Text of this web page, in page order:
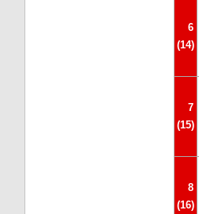
6
(14)
7
(15)
8
(16)